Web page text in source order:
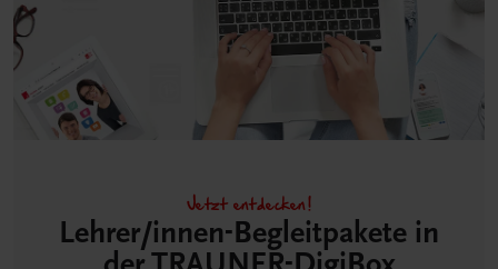
Jetzt entdecken!
Lehrer/innen-Begleitpakete in